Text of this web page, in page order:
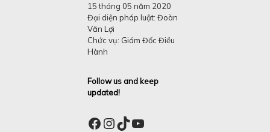
15 tháng 05 năm 2020
Đại diện pháp luật: Đoàn
Văn Lợi
Chức vụ: Giám Đốc Điều
Hành
Follow us and keep
updated!
Facebook
Instagram
TikTok
YouTube